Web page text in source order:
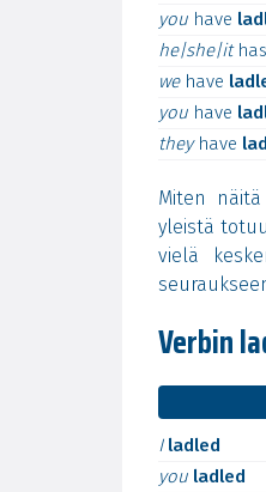
you have
he|she|it has
we have
you have
they have
Miten
yleistä
vielä
Verbin
I ladled
you ladled